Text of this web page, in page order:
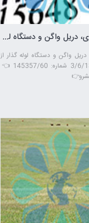
شناسه کالا دستگاه های حفاری، دریل واگن و دستگاه لوله گذار – تهران پیشرو – شرکت ترخیص کالا
واگن و دستگاه لوله گذار از
طریق سامانه شناسه کالا تاریخ: 3/6/1397 شماره: 145357/60 👈